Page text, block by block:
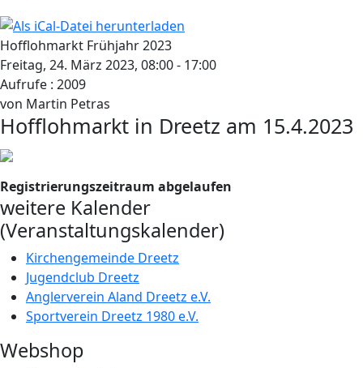
Hofflohmarkt Frühjahr 2023
Freitag, 24. März 2023, 08:00 - 17:00
Aufrufe : 2009
von Martin Petras
Hofflohmarkt in Dreetz am 15.4.2023
Registrierungszeitraum abgelaufen
weitere Kalender
(Veranstaltungskalender)
Kirchengemeinde Dreetz
Jugendclub Dreetz
Anglerverein Aland Dreetz e.V.
Sportverein Dreetz 1980 e.V.
Webshop